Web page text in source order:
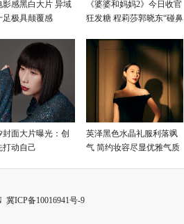
影感黑白大片 异域
足极具颠覆感
《婆婆和妈妈2》今日收官
狂发糖 程莉莎郭晓东“碰鼻
封面大片曝光：创
打动自己
英泽黑色水晶礼服利落飒
气 简约妆容尽显优雅气质
冀ICP备10016941号-9